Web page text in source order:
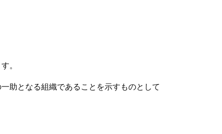
。
助となる組織であることを示すものとして